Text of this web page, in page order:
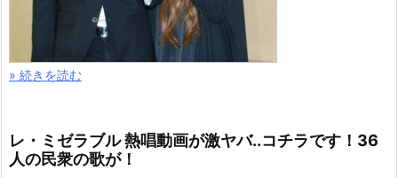
» 続きを読む
レ・ミゼラブル 熱唱動画が激ヤバ..コチラです！36
人の民衆の歌が！